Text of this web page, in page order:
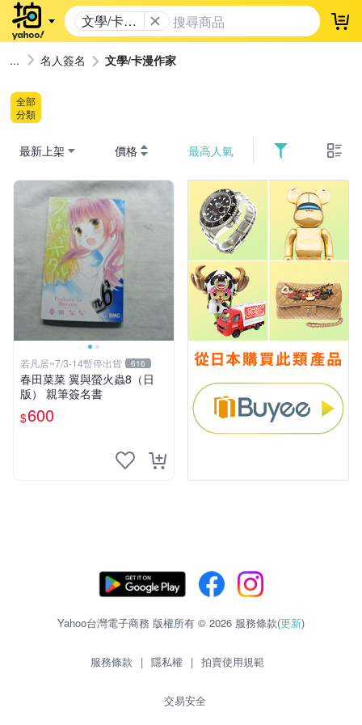
文學/卡漫
作家
登
名人簽名 文學/卡漫作家
全部
分類
最新上架 價格 最高人氣
若凡居~7/3-14暫停出貨 616
春田菜菜 翼與螢火蟲8（日
版） 親筆簽名書
$600
Yahoo台灣電子商務 版權所有 © 2026 服務條款(更新)
服務條款 | 隱私權 | 拍賣使用規範
交易安全